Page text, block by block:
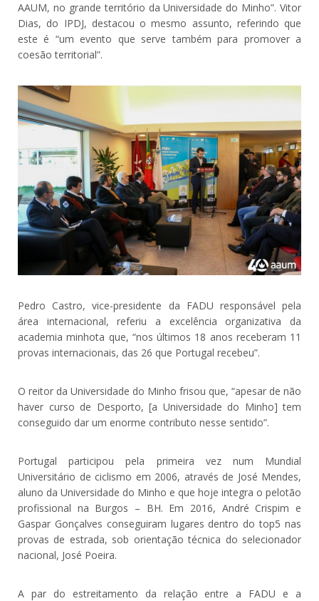
AAUM, no grande território da Universidade do Minho”. Vitor
Dias, do IPDJ, destacou o mesmo assunto, referindo que
este é “um evento que serve também para promover a
coesão territorial”.
Pedro Castro, vice-presidente da FADU responsável pela
área internacional, referiu a excelência organizativa da
academia minhota que, “nos últimos 18 anos receberam 11
provas internacionais, das 26 que Portugal recebeu”.
O reitor da Universidade do Minho frisou que, “apesar de não
haver curso de Desporto, [a Universidade do Minho] tem
conseguido dar um enorme contributo nesse sentido”.
Portugal participou pela primeira vez num Mundial
Universitário de ciclismo em 2006, através de José Mendes,
aluno da Universidade do Minho e que hoje integra o pelotão
profissional na Burgos – BH. Em 2016, André Crispim e
Gaspar Gonçalves conseguiram lugares dentro do top5 nas
provas de estrada, sob orientação técnica do selecionador
nacional, José Poeira.
A par do estreitamento da relação entre a FADU e a